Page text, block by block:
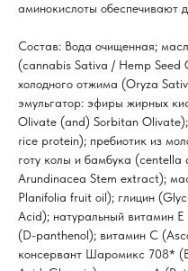
аминокислоты обеспечивают
Состав: Вода очищенная;
(cannabis Sativa / Hemp Seed
холодного отжима (Oryza
эмульгатор: эфиры жирных
Olivate (and) Sorbitan
rice protein); пребиотик из
готу колы и бамбука
Arundinacea Stem extract);
Planifolia fruit oil); глицин
Acid); натуральный витамин
(D-panthenol); витамин С
консервант Шаромикс 708*